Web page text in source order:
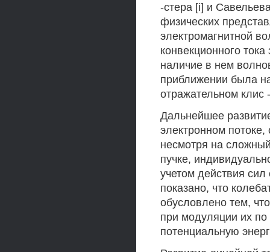
-стера [i] и
физических
электромагнитной
конвекционного
наличие в нем
приближении была
отражательном клис
Дальнейшее
электронном
несмотря на
пучке,
учетом действия
показано, что
обусловлено тем,
при модуляции их по
потенциальную